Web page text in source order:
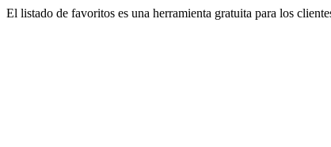
El listado de favoritos es una herramienta gratuita para los